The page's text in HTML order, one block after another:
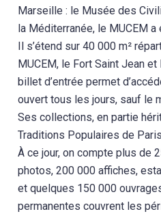
Marseille : le Musée des
la Méditerranée, le MUCEM a
Il s’étend sur 40 000 m²
MUCEM, le Fort Saint Jean
billet d’entrée permet
ouvert tous les jours, sauf le
Ses collections, en partie
Traditions Populaires de
À ce jour, on compte plus de
photos, 200 000 affiches,
et quelques 150 000
permanentes couvrent les